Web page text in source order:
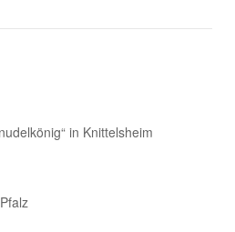
in Knittelsheim